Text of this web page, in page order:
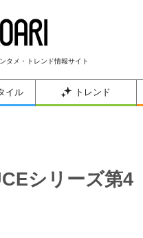
タメ・トレンド情報サイト
イル トレンド
シリーズ第4